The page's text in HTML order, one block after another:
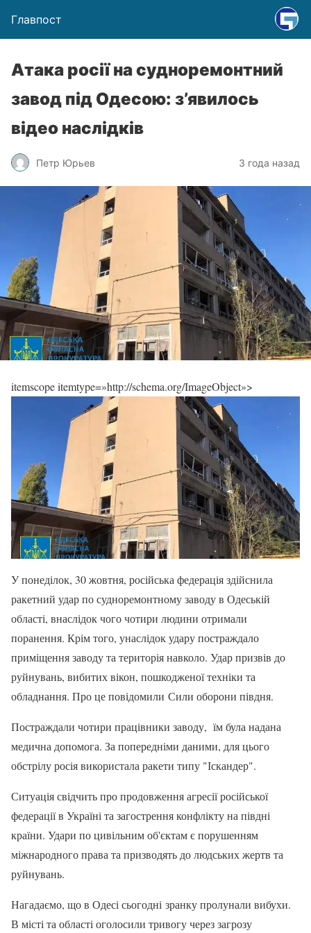
Главпост
Атака росії на судноремонтний
завод під Одесою: з’явилось
відео наслідків
Петр Юрьев 3 года назад
itemscope itemtype=»http://schema.org/ImageObject»>
У понеділок, 30 жовтня, російська федерація здійснила
ракетний удар по судноремонтному заводу в Одеській
області, внаслідок чого чотири людини отримали
поранення. Крім того, унаслідок удару постраждало
приміщення заводу та територія навколо. Удар призвів до
руйнувань, вибитих вікон, пошкодженої техніки та
обладнання. Про це повідомили Сили оборони півдня.
Постраждали чотири працівники заводу, їм була надана
медична допомога. За попередніми даними, для цього
обстрілу росія використала ракети типу "Іскандер".
Ситуація свідчить про продовження агресії російської
федерації в Україні та загострення конфлікту на півдні
країни. Удари по цивільним об'єктам є порушенням
міжнародного права та призводять до людських жертв та
руйнувань.
Нагадаємо, що в Одесі сьогодні зранку пролунали вибухи.
В місті та області оголосили тривогу через загрозу